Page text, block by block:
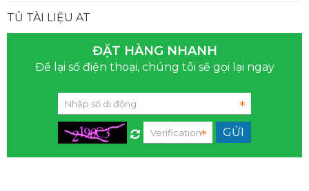
TỦ TÀI LIỆU AT
ĐẶT HÀNG NHANH
Để lại số điện thoại, chúng tôi sẽ gọi lại ngay